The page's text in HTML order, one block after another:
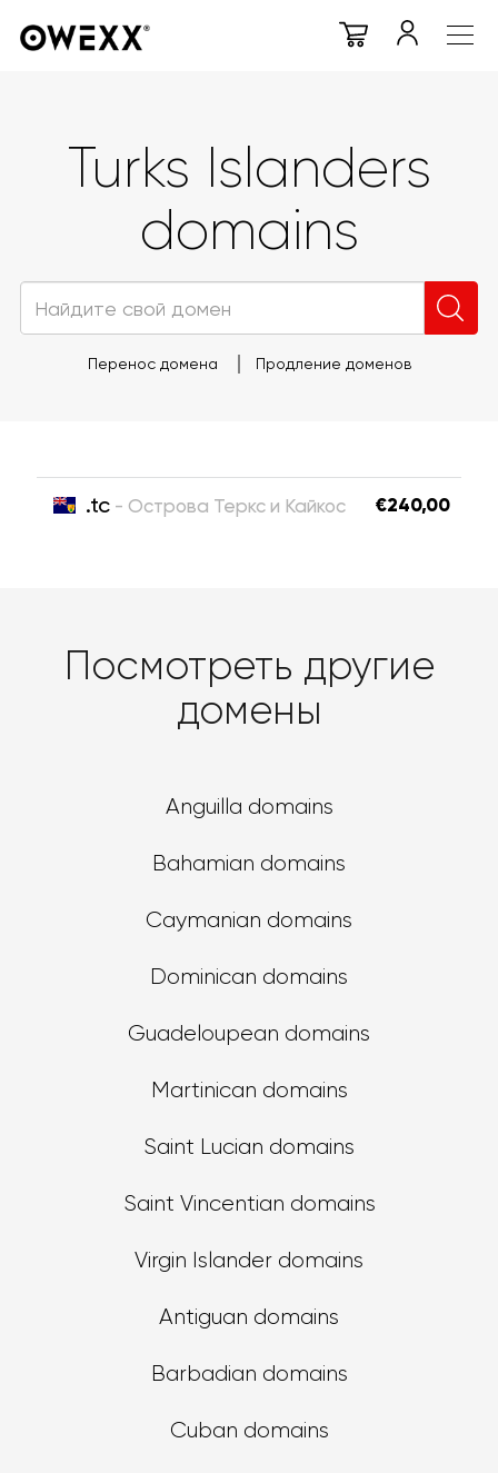
Turks Islanders
domains
Перенос домена Продление доменов
.tc - Острова Теркс и Кайкос €240,00
Посмотреть другие
домены
Anguilla domains
Bahamian domains
Caymanian domains
Dominican domains
Guadeloupean domains
Martinican domains
Saint Lucian domains
Saint Vincentian domains
Virgin Islander domains
Antiguan domains
Barbadian domains
Cuban domains